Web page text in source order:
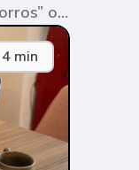
o
cada
4 min